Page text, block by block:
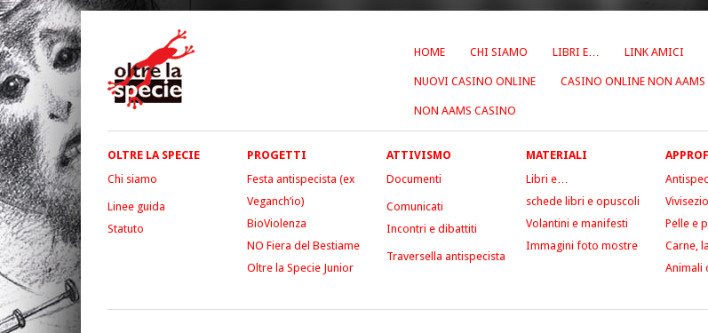
HOME CHI SIAMO LIBRI E… LINK AMICI
NUOVI CASINO ONLINE CASINO ONLINE NON AAMS
NON AAMS CASINO
OLTRE LA SPECIE
Chi siamo
Linee guida
Statuto
PROGETTI
Festa antispecista (ex
Veganch’io)
BioViolenza
NO Fiera del Bestiame
Oltre la Specie Junior
ATTIVISMO
Documenti
Comunicati
Incontri e dibattiti
Traversella antispecista
MATERIALI
Libri e…
schede libri e opuscoli
Volantini e manifesti
Immagini foto mostre
Pelle e
Carne,
Animali